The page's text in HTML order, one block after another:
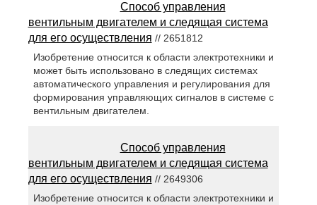
Способ управления
вентильным двигателем и следящая система
для его осуществления // 2651812
Изобретение относится к области электротехники и
может быть использовано в следящих системах
автоматического управления и регулирования для
формирования управляющих сигналов в системе с
вентильным двигателем.
Способ управления
вентильным двигателем и следящая система
для его осуществления // 2649306
Изобретение относится к области электротехники и